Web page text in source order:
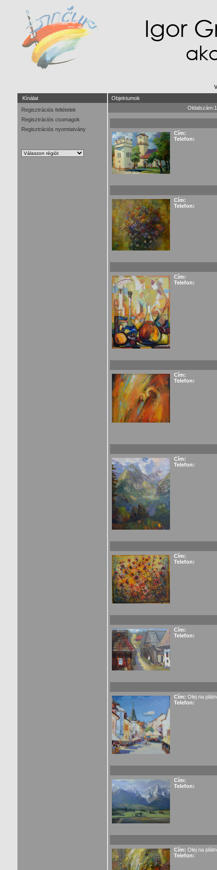
Kínálat
Regisztrációs feltételek
Regisztrációs csomagok
Regisztrációs nyomtatvány
Objektumok
Cím:
Telefon:
Cím:
Telefon:
Cím:
Telefon:
Cím:
Telefon:
Cím:
Telefon:
Cím:
Telefon:
Cím:
Telefon:
Cím: Olej na
Telefon:
Cím:
Telefon:
Cím: Olej na
Telefon: